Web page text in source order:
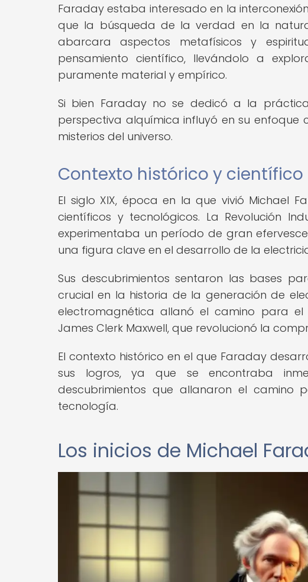
Faraday estaba interesado en la
que la búsqueda de la verdad en la
abarcara aspectos metafísicos y
pensamiento científico, llevándolo a
puramente material y empírico.
Si bien Faraday no se dedicó a la
perspectiva alquímica influyó en su
misterios del universo.
Contexto histórico y científico
El siglo XIX, época en la que vivió Michael
científicos y tecnológicos. La Revolución
experimentaba un período de gran
una figura clave en el desarrollo de la
Sus descubrimientos sentaron las bases
crucial en la historia de la generación de
electromagnética allanó el camino para
James Clerk Maxwell, que revolucionó la
El contexto histórico en el que Faraday
sus logros, ya que se encontraba
descubrimientos que allanaron el
tecnología.
Los inicios de Michael